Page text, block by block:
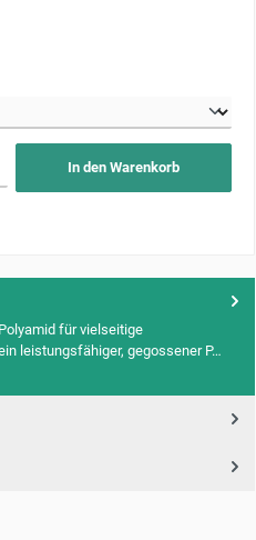
In den Warenkorb
für vielseitige
leistungsfähiger, gegossener P…